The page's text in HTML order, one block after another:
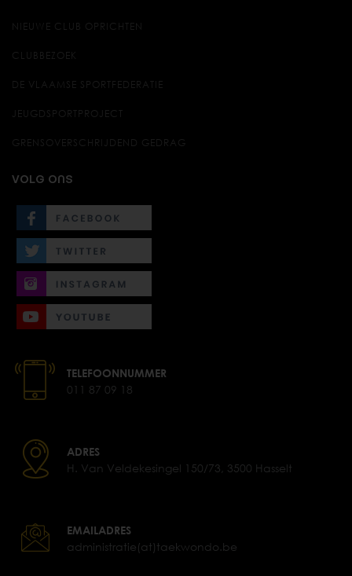
NIEUWE CLUB OPRICHTEN
CLUBBEZOEK
DE VLAAMSE SPORTFEDERATIE
JEUGDSPORTPROJECT
GRENSOVERSCHRIJDEND GEDRAG
VOLG ONS
TELEFOONNUMMER
011 87 09 18
ADRES
H. Van Veldekesingel 150/73, 3500 Hasselt
EMAILADRES
administratie(at)taekwondo.be